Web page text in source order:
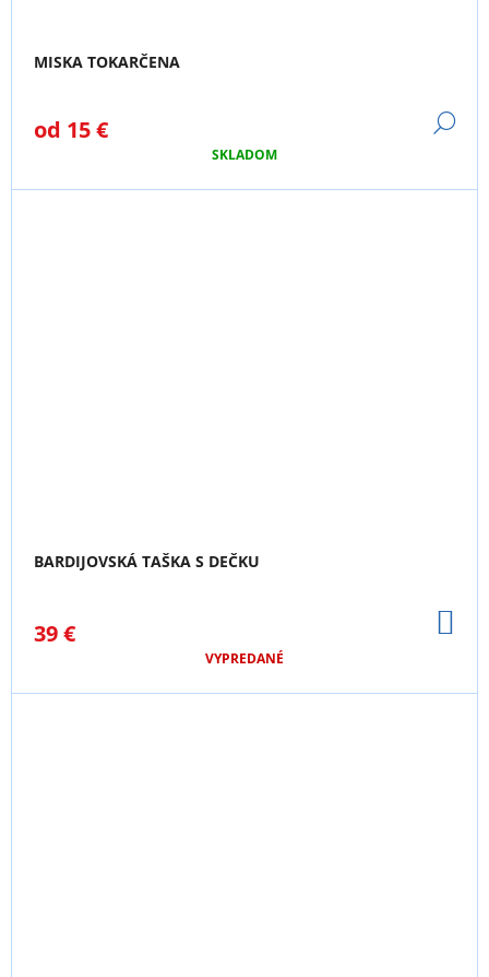
MISKA TOKARČENA
od 15 €
SKLADOM
BARDIJOVSKÁ TAŠKA S DEČKU
39 €
VYPREDANÉ